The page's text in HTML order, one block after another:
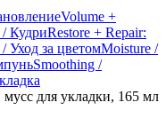
Volume +
КудриRestore + Repair:
Уход за цветомMoisture /
Smoothing /
для укладки, 165 мл